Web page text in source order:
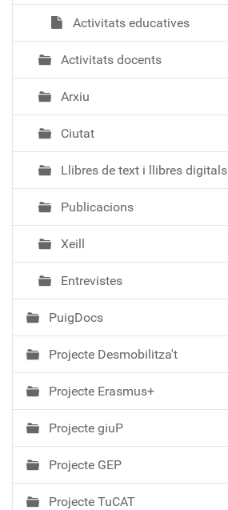
Activitats educatives
Activitats docents
Arxiu
Ciutat
Llibres de text i llibres digitals
Publicacions
Xeill
Entrevistes
PuigDocs
Projecte Desmobilitza't
Projecte Erasmus+
Projecte giuP
Projecte GEP
Projecte TuCAT